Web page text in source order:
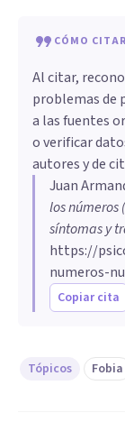
CÓMO
Al citar,
problemas de
a las fuentes
o verificar
autores y de
Juan
los
síntomas y
https://
numeros-
Copiar cita
Tópicos Fobia